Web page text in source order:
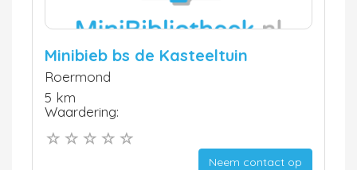
Minibieb bs de Kasteeltuin
Roermond
5 km
Waardering:
Neem contact op